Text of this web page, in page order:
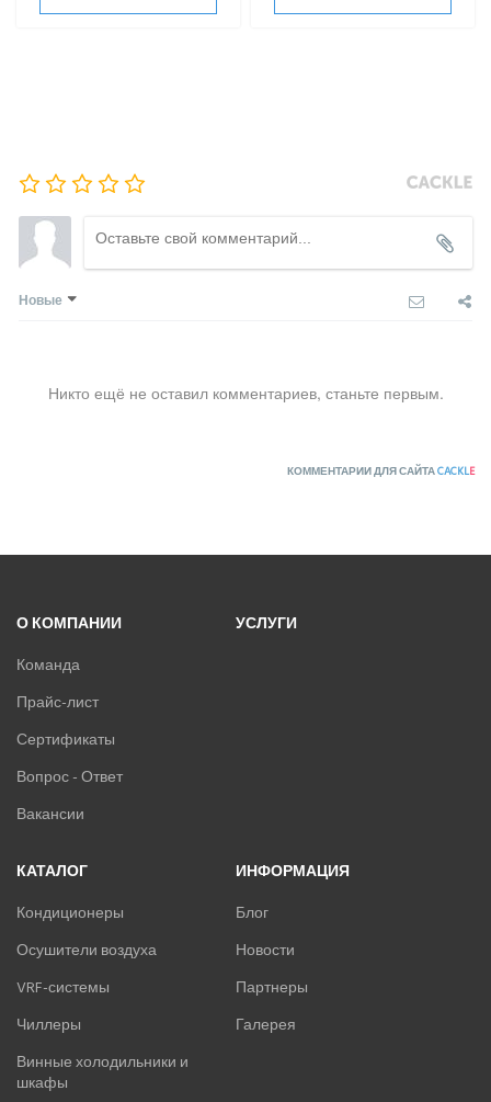
Новые
Никто ещё не оставил комментариев, станьте первым.
КОММЕНТАРИИ ДЛЯ САЙТАCACKLE
О КОМПАНИИ
Команда
Прайс-лист
Сертификаты
Вопрос - Ответ
Вакансии
УСЛУГИ
КАТАЛОГ
Кондиционеры
Осушители воздуха
VRF-системы
Чиллеры
Винные холодильники и
шкафы
ИНФОРМАЦИЯ
Блог
Новости
Партнеры
Галерея